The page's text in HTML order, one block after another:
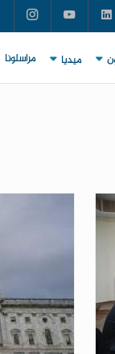
ميديا مراسلونا